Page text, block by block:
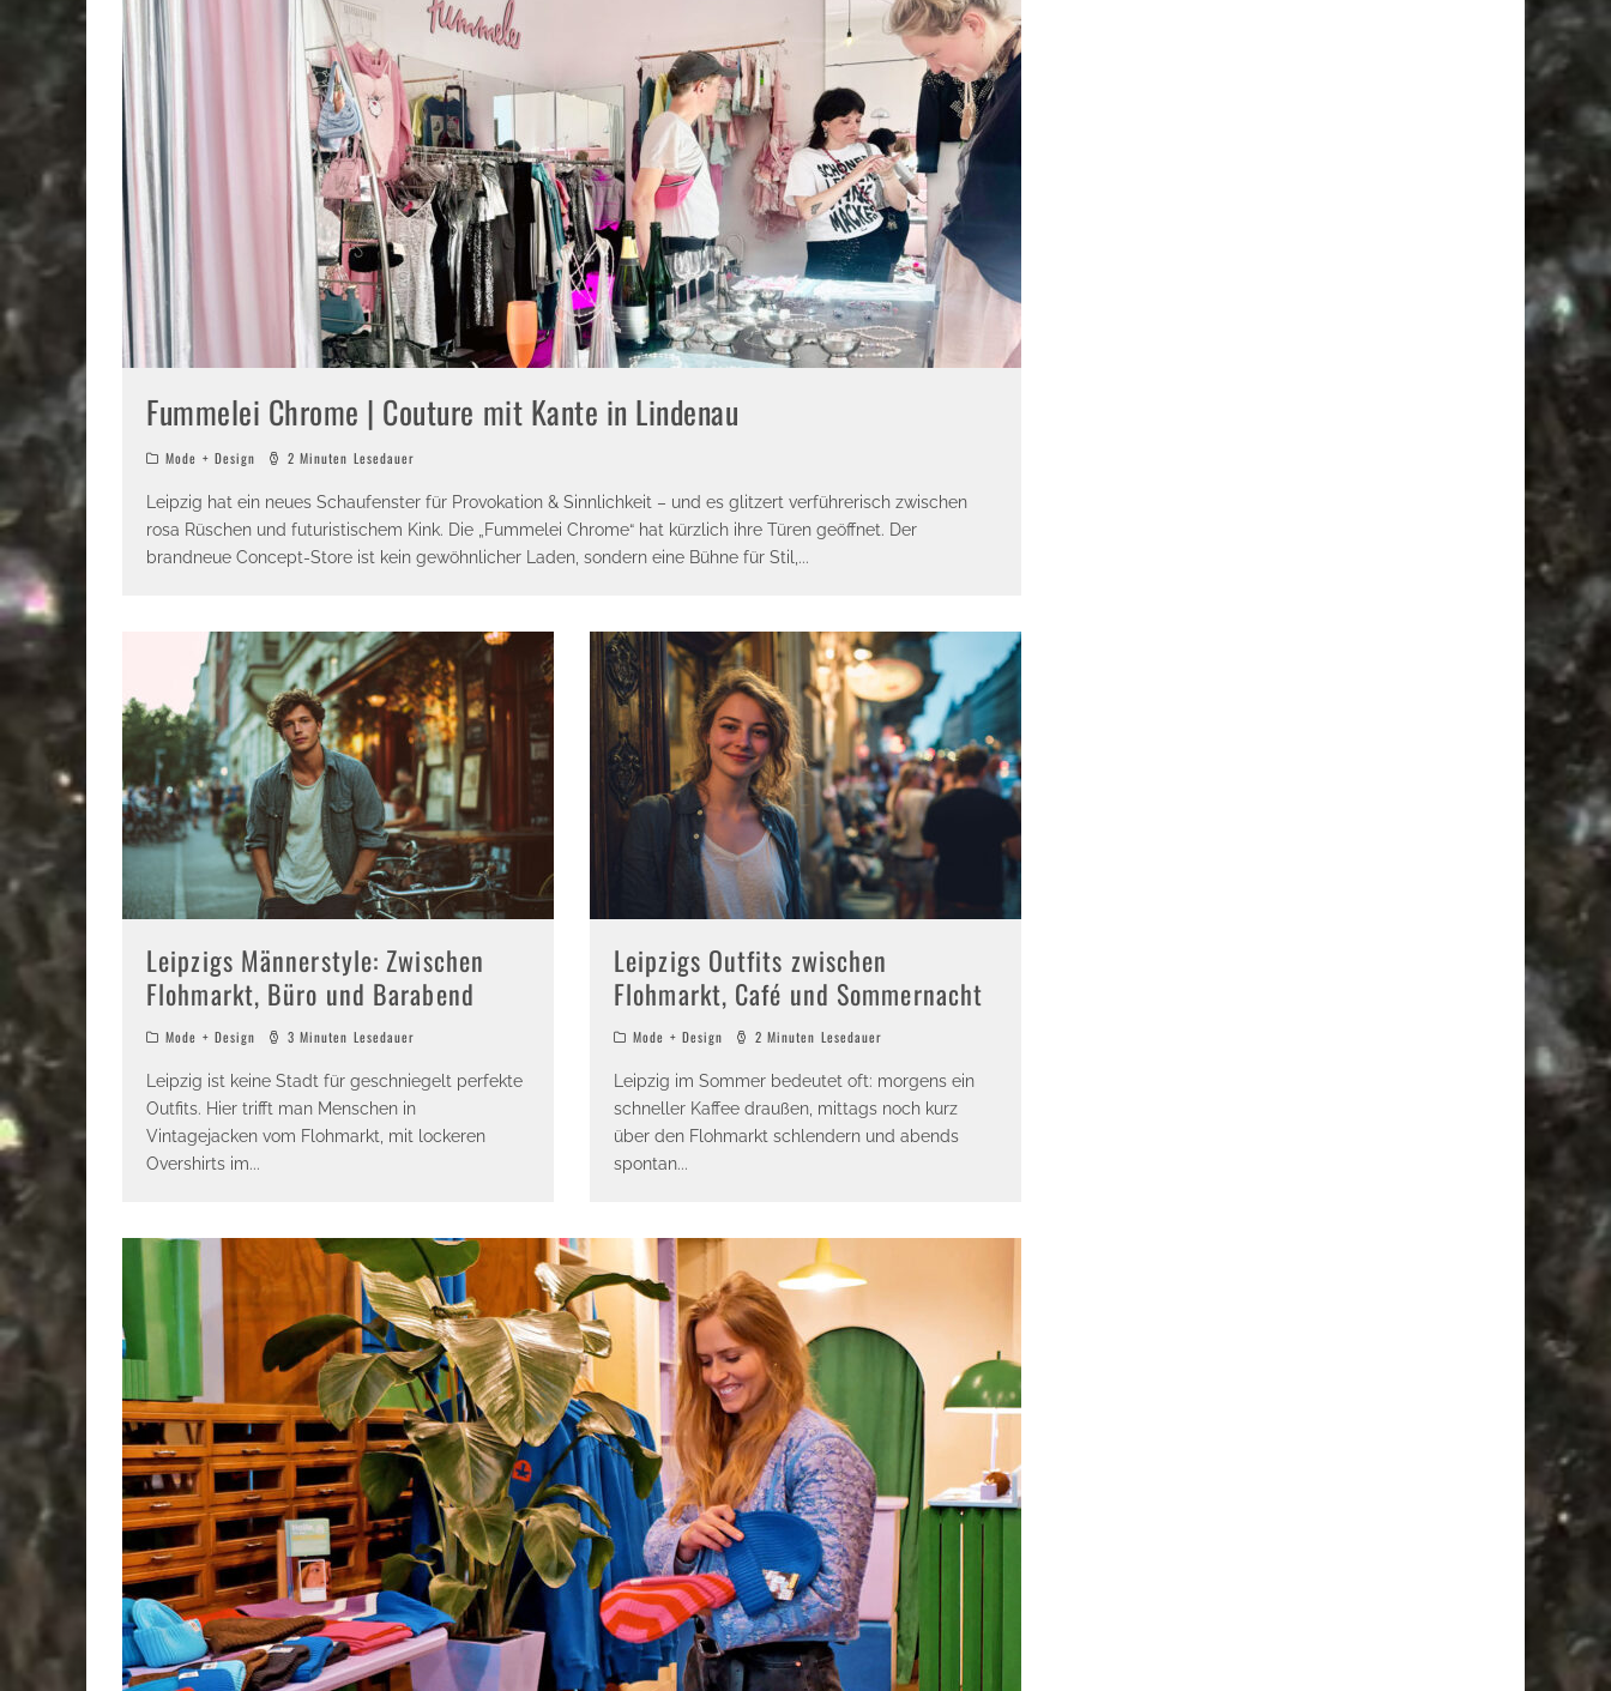
Fummelei Chrome | Couture mit Kante in Lindenau
Mode + Design 2 Minuten Lesedauer
Leipzig hat ein neues Schaufenster für Provokation & Sinnlichkeit – und es glitzert verführerisch zwischen
rosa Rüschen und futuristischem Kink. Die „Fummelei Chrome“ hat kürzlich ihre Türen geöffnet. Der
brandneue Concept-Store ist kein gewöhnlicher Laden, sondern eine Bühne für Stil, ...
Leipzigs Männerstyle: Zwischen
Flohmarkt, Büro und Barabend
Mode + Design 3 Minuten Lesedauer
Leipzig ist keine Stadt für geschniegelt perfekte
Outfits. Hier trifft man Menschen in
Vintagejacken vom Flohmarkt, mit lockeren
Overshirts im...
Leipzigs Outfits zwischen
Flohmarkt, Café und Sommernacht
Mode + Design 2 Minuten Lesedauer
Leipzig im Sommer bedeutet oft: morgens ein
schneller Kaffee draußen, mittags noch kurz
über den Flohmarkt schlendern und abends
spontan...